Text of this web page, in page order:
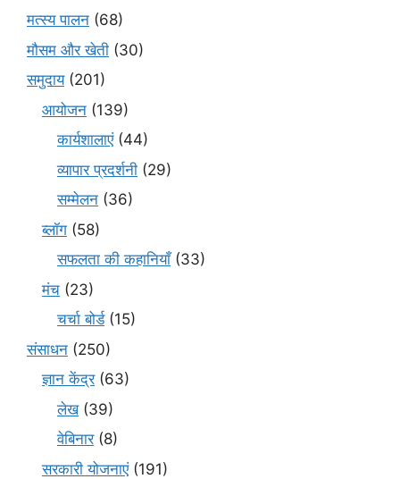
मत्स्य पालन (68)
मौसम और खेती (30)
समुदाय(201)
आयोजन (139)
कार्यशालाएं(44)
व्यापार प्रदर्शनी (29)
सम्मेलन (36)
ब्लॉग (58)
सफलता की कहानियाँ(33)
मंच (23)
चर्चा बोर्ड(15)
संसाधन (250)
ज्ञान केंद्र(63)
लेख(39)
वेबिनार(8)
सरकारी योजनाएं(191)